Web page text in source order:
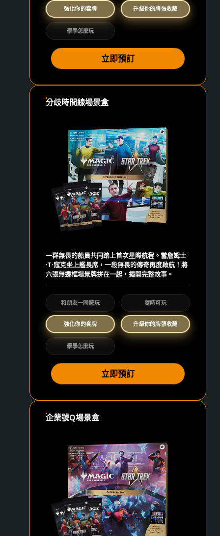
強化你的套牌 升級你的牌張收藏
學學怎麼玩
立即預訂
分歧時間線場景盒
一群無畏的船員共同踏上首次星際航程。當詹姆士
·T·寇克坐上艦長席，一段無畏的傳奇再度啟航！將
六張無邊框場景牌拼在一起，揭開完整故事。
和朋友一同遊玩 隨時可玩
強化你的套牌 升級你的牌張收藏
學學怎麼玩
立即預訂
企業號Q場景盒